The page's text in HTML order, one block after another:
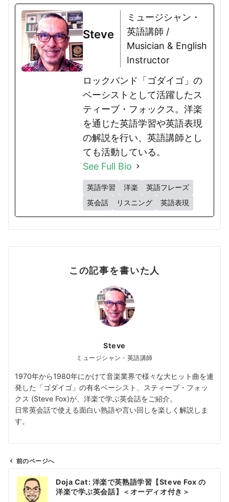
Steve
ミュージシャン・
英語講師 /
Musician & English
Instructor
ロックバンド「ゴダイゴ」の
ベーシストとして活躍したス
ティーブ・フォックス。洋楽
を通じた英語学習や英語表現
の解説を行い、英語講師とし
ても活動している。
See Full Bio
英語学習 洋楽
英語フレーズ
英会話
リスニング 英語表現
この記事を書いた人
Steve
ミュージシャン・英語講師
1970年から1980年にかけて音楽業界で様々な大ヒット曲を連
発した「ゴダイゴ」の有名ベーシスト、スティーブ・フォッ
クス (Steve Fox)が、洋楽で学ぶ英会話をご紹介。
日常英会話で使える面白い熟語や言い回しを楽しく解説しま
す。
前のページへ
Doja Cat: 洋楽で英熟語学習【Steve Fox の
洋楽で学ぶ英会話】＜オーディオ付き＞